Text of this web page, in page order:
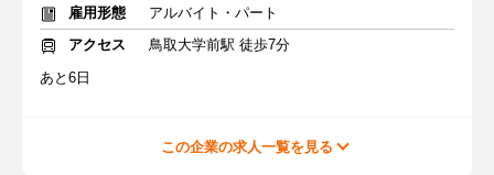
雇用形態
アルバイト・パート
アクセス
鳥取大学前駅 徒歩7分
あと6日
この企業の求人一覧を見る